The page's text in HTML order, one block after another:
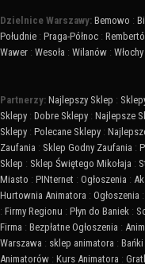
Dzielnice Warszawy: Bemowo :
Południe : Praga-Północ :
Wawer : Wesoła : Wilanów : Włochy
Partnerzy: Najlepszy Sklep :
Sklepy : Dobre Sklepy : Najlepsze
Sklepy : Polecane Sklepy :
Zaufania : Sklep Godny Zaufania :
Sklep : Sklep Świętego Mikołaja :
Miasto : PINternet : Ogłoszenia :
Hurtownia Animatora : Ogłoszenia :
: Firmy Regionu : Płyn do Baniek :
Firma : Bezpłatne Ogłoszenia :
Warszawa : sklep animatora :
Animatorów : Kurs Animatora :